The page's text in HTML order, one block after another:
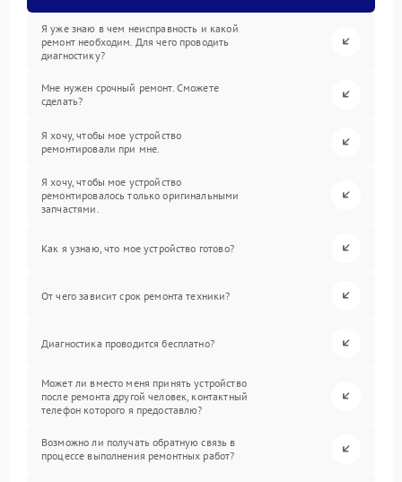
Я уже знаю в чем неисправность и какой
ремонт необходим. Для чего проводить
диагностику?
Мне нужен срочный ремонт. Сможете
сделать?
Я хочу, чтобы мое устройство
ремонтировали при мне.
Я хочу, чтобы мое устройство
ремонтировалось только оригинальными
запчастями.
Как я узнаю, что мое устройство готово?
От чего зависит срок ремонта техники?
Диагностика проводится бесплатно?
Может ли вместо меня принять устройство
после ремонта другой человек, контактный
телефон которого я предоставлю?
Возможно ли получать обратную связь в
процессе выполнения ремонтных работ?